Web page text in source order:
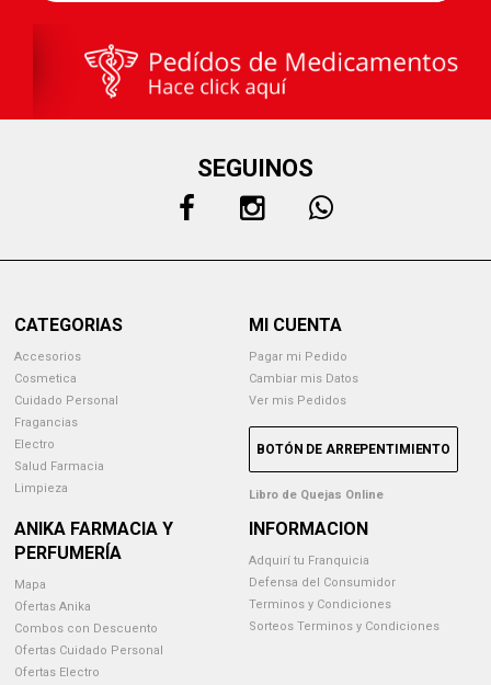
SEGUINOS
CATEGORIAS
Accesorios
Cosmetica
Cuidado Personal
Fragancias
Electro
Salud Farmacia
Limpieza
MI CUENTA
Pagar mi Pedido
Cambiar mis Datos
Ver mis Pedidos
BOTÓN DE ARREPENTIMIENTO
Libro de Quejas Online
ANIKA FARMACIA Y
PERFUMERÍA
Mapa
Ofertas Anika
Combos con Descuento
Ofertas Cuidado Personal
Ofertas Electro
INFORMACION
Adquirí tu Franquicia
Defensa del Consumidor
Terminos y Condiciones
Sorteos Terminos y Condiciones